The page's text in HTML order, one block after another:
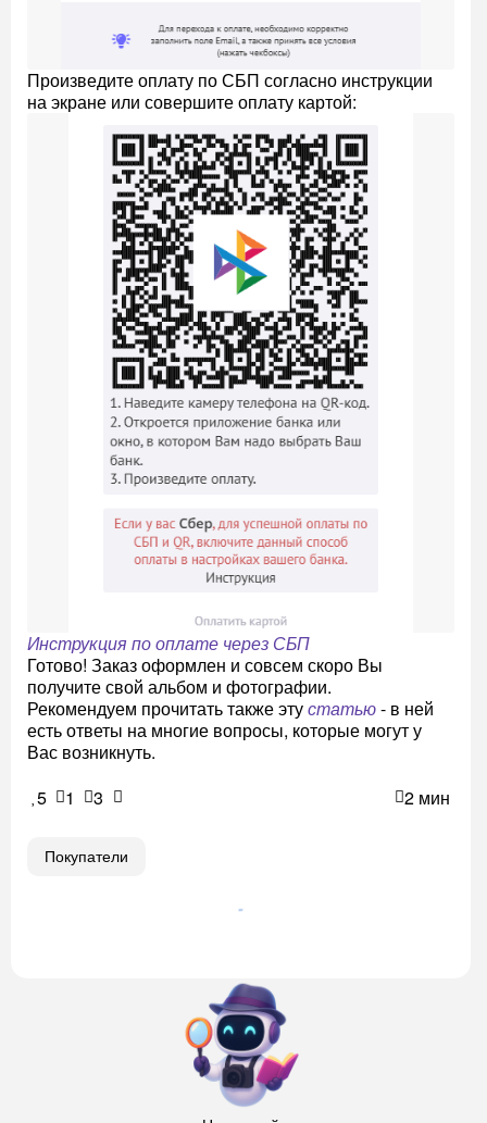
Произведите оплату по СБП согласно инструкции
на экране или совершите оплату картой:
Инструкция по оплате через СБП
Готово! Заказ оформлен и совсем скоро Вы
получите свой альбом и фотографии.
Рекомендуем прочитать также этустатью- в ней
есть ответы на многие вопросы, которые могут у
Вас возникнуть.
5
1 3 2 мин
Покупатели